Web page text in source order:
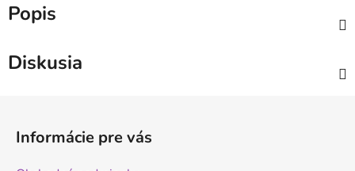
Popis
Diskusia
Informácie pre vás